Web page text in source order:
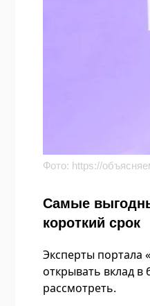
Фото: https://
Самые
короткий срок
Эксперты портала
открывать вклад в
рассмотреть.